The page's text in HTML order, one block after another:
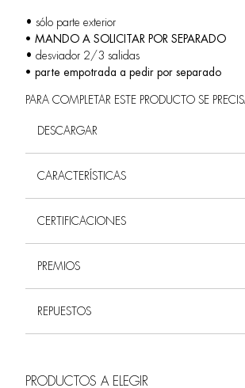
• sólo parte exterior
• MANDO A SOLICITAR POR SEPARADO
• desviador 2/3 salidas
• parte empotrada a pedir por separado
PARA COMPLETAR ESTE PRODUCTO SE
DESCARGAR
CARACTERÍSTICAS
CERTIFICACIONES
PREMIOS
REPUESTOS
PRODUCTOS A ELEGIR